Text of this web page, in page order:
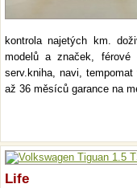
kontrola najetých km.
modelů a značek,
serv.kniha, navi,
až 36 měsíců garance na
Life